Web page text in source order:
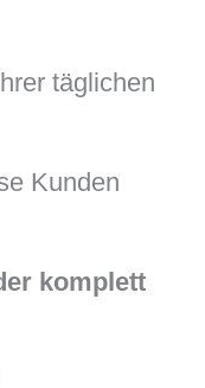
täglichen
Kunden
komplett